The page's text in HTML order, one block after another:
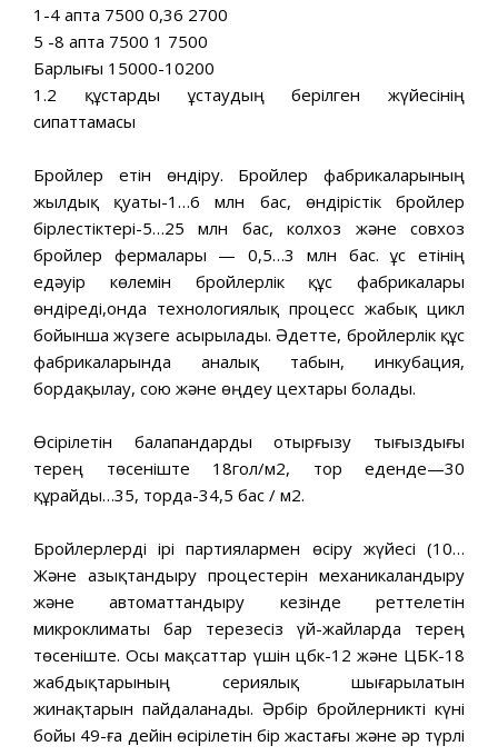
1-4 апта 7500 0,36 2700
5 -8 апта 7500 1 7500
Барлығы 15000-10200
1.2 құстарды ұстаудың берілген жүйесінің
сипаттамасы
Бройлер етін өндіру. Бройлер фабрикаларының
жылдық қуаты-1…6 млн бас, өндірістік бройлер
бірлестіктері-5…25 млн бас, колхоз және совхоз
бройлер фермалары — 0,5…3 млн бас. Құс етінің
едәуір көлемін бройлерлік құс фабрикалары
өндіреді,онда технологиялық процесс жабық цикл
бойынша жүзеге асырылады. Әдетте, бройлерлік құс
фабрикаларында аналық табын, инкубация,
бордақылау, сою және өңдеу цехтары болады.
Өсірілетін балапандарды отырғызу тығыздығы
терең төсеніште 18гол/м2, тор еденде—30
құрайды…35, торда-34,5 бас / м2.
Бройлерлерді ірі партиялармен өсіру жүйесі (10…
Және азықтандыру процестерін механикаландыру
және автоматтандыру кезінде реттелетін
микроклиматы бар терезесіз үй-жайларда терең
төсеніште. Осы мақсаттар үшін цбк-12 және ЦБК-18
жабдықтарының сериялық шығарылатын
жинақтарын пайдаланады. Әрбір бройлерникті күні
бойы 49-ға дейін өсірілетін бір жастағы және әр түрлі